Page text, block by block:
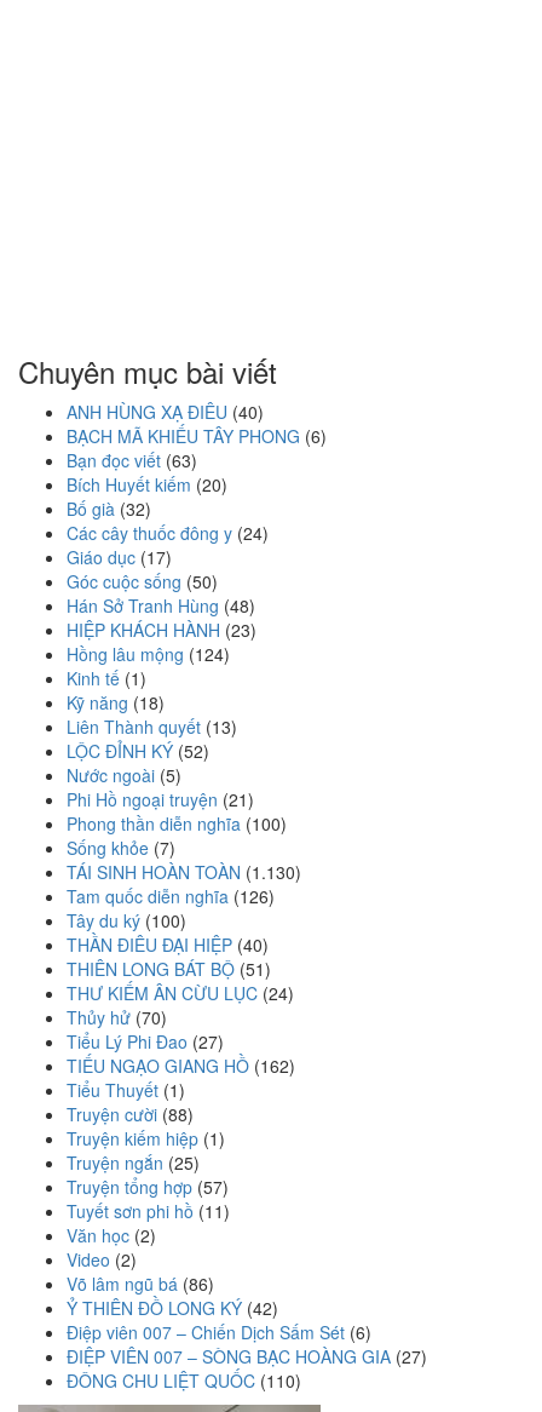
Chuyên mục bài viết
ANH HÙNG XẠ ĐIÊU (40)
BẠCH MÃ KHIẾU TÂY PHONG (6)
Bạn đọc viết (63)
Bích Huyết kiếm (20)
Bố già (32)
Các cây thuốc đông y (24)
Giáo dục (17)
Góc cuộc sống (50)
Hán Sở Tranh Hùng (48)
HIỆP KHÁCH HÀNH (23)
Hồng lâu mộng (124)
Kinh tế (1)
Kỹ năng (18)
Liên Thành quyết (13)
LỘC ĐỈNH KÝ (52)
Nước ngoài (5)
Phi Hồ ngoại truyện (21)
Phong thần diễn nghĩa (100)
Sống khỏe (7)
TÁI SINH HOÀN TOÀN (1.130)
Tam quốc diễn nghĩa (126)
Tây du ký (100)
THẦN ĐIÊU ĐẠI HIỆP (40)
THIÊN LONG BÁT BỘ (51)
THƯ KIẾM ÂN CỪU LỤC (24)
Thủy hử (70)
Tiểu Lý Phi Đao (27)
TIẾU NGẠO GIANG HỒ (162)
Tiểu Thuyết (1)
Truyện cười (88)
Truyện kiếm hiệp (1)
Truyện ngắn (25)
Truyện tổng hợp (57)
Tuyết sơn phi hồ (11)
Văn học (2)
Video (2)
Võ lâm ngũ bá (86)
Ỷ THIÊN ĐỒ LONG KÝ (42)
Điệp viên 007 – Chiến Dịch Sấm Sét (6)
ĐIỆP VIÊN 007 – SÒNG BẠC HOÀNG GIA (27)
ĐÔNG CHU LIỆT QUỐC (110)